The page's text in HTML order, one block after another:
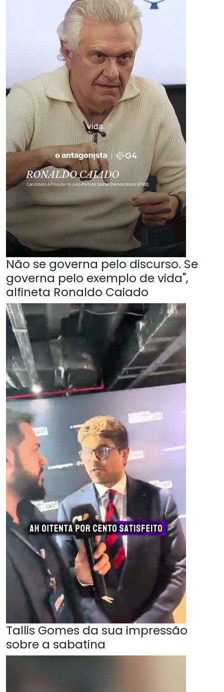
Não se governa pelo discurso. Se
governa pelo exemplo de vida",
alfineta Ronaldo Caiado
Tallis Gomes da sua impressão
sobre a sabatina